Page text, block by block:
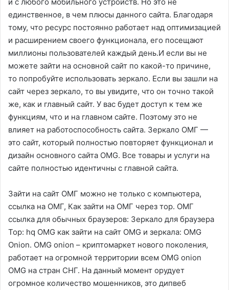
единственное, в чем плюсы данного сайта. Благодаря
тому, что ресурс постоянно работает над оптимизацией
и расширением своего функционала, его посещают
миллионы пользователей каждый день.И если вы не
можете зайти на основной сайт по какой-то причине,
то попробуйте использовать зеркало. Если вы зашли на
сайт через зеркало, то вы увидите, что он точно такой
же, как и главный сайт. У вас будет доступ к тем же
функциям, что и на главном сайте. Поэтому это не
влияет на работоспособность сайта. Зеркало ОМГ —
это сайт, который полностью повторяет функционал и
дизайн основного сайта OMG. Все товары и услуги на
сайте полностью идентичны с главной сайта.
Зайти на сайт ОМГ можно не только с компьютера,
ссылка на ОМГ, Как зайти на ОМГ через тор. ОМГ
ссылка для обычных браузеров: Зеркало для браузера
Тор: hq OMG как зайти на сайт OMG и зеркала: OMG
Onion. OMG onion – криптомаркет нового поколения,
работает на огромной территории всем OMG onion
OMG на стран СНГ. На данный момент орудует
огромное количество мошенников, это дипвеб